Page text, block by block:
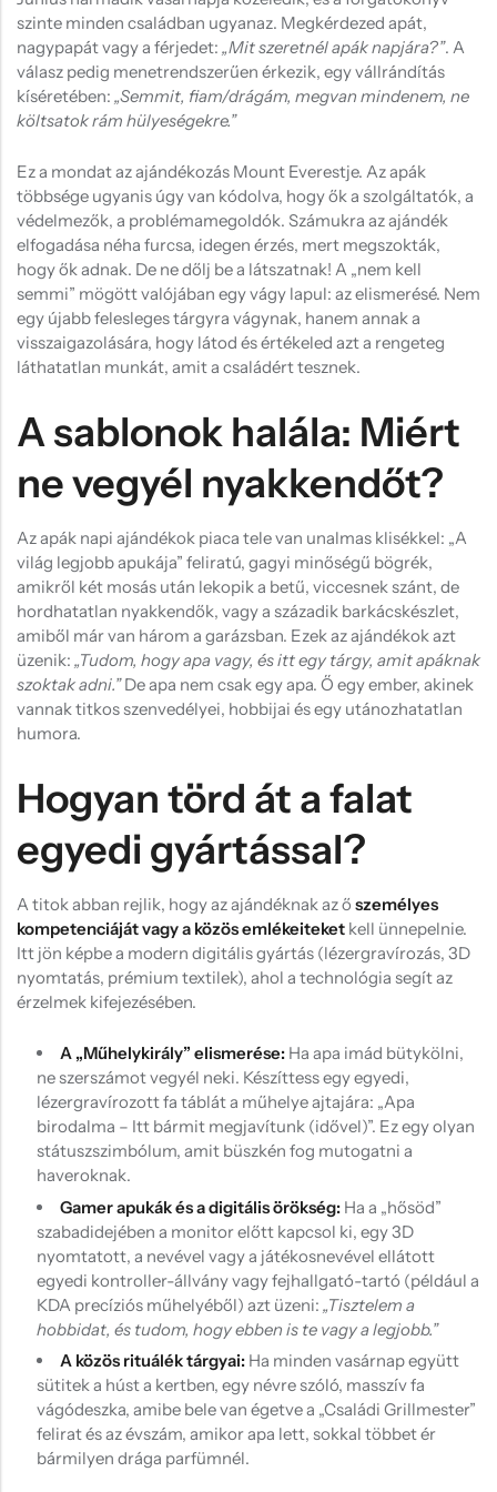
szinte minden családban ugyanaz. Megkérdezed apát,
nagypapát vagy a férjedet: „Mit szeretnél apák napjára?”. A
válasz pedig menetrendszerűen érkezik, egy vállrándítás
kíséretében: „Semmit, fiam/drágám, megvan mindenem, ne
költsatok rám hülyeségekre.”
Ez a mondat az ajándékozás Mount Everestje. Az apák
többsége ugyanis úgy van kódolva, hogy ők a szolgáltatók, a
védelmezők, a problémamegoldók. Számukra az ajándék
elfogadása néha furcsa, idegen érzés, mert megszokták,
hogy ők adnak. De ne dőlj be a látszatnak! A „nem kell
semmi” mögött valójában egy vágy lapul: az elismerésé. Nem
egy újabb felesleges tárgyra vágynak, hanem annak a
visszaigazolására, hogy látod és értékeled azt a rengeteg
láthatatlan munkát, amit a családért tesznek.
A sablonok halála: Miért
ne vegyél nyakkendőt?
Az apák napi ajándékok piaca tele van unalmas klisékkel: „A
világ legjobb apukája” feliratú, gagyi minőségű bögrék,
amikről két mosás után lekopik a betű, viccesnek szánt, de
hordhatatlan nyakkendők, vagy a századik barkácskészlet,
amiből már van három a garázsban. Ezek az ajándékok azt
üzenik: „Tudom, hogy apa vagy, és itt egy tárgy, amit apáknak
szoktak adni.”De apa nem csak egy apa. Ő egy ember, akinek
vannak titkos szenvedélyei, hobbijai és egy utánozhatatlan
humora.
Hogyan törd át a falat
egyedi gyártással?
A titok abban rejlik, hogy az ajándéknak az ő személyes
kompetenciáját vagy a közös emlékeiteket kell ünnepelnie.
Itt jön képbe a modern digitális gyártás (lézergravírozás, 3D
nyomtatás, prémium textilek), ahol a technológia segít az
érzelmek kifejezésében.
A „Műhelykirály” elismerése: Ha apa imád bütykölni,
ne szerszámot vegyél neki. Készíttess egy egyedi,
lézergravírozott fa táblát a műhelye ajtajára: „Apa
birodalma – Itt bármit megjavítunk (idővel)”. Ez egy olyan
státuszszimbólum, amit büszkén fog mutogatni a
haveroknak.
Gamer apukák és a digitális örökség: Ha a „hősöd”
szabadidejében a monitor előtt kapcsol ki, egy 3D
nyomtatott, a nevével vagy a játékosnevével ellátott
egyedi kontroller-állvány vagy fejhallgató-tartó (például a
KDA precíziós műhelyéből) azt üzeni: „Tisztelem a
hobbidat, és tudom, hogy ebben is te vagy a legjobb.”
A közös rituálék tárgyai: Ha minden vasárnap együtt
sütitek a húst a kertben, egy névre szóló, masszív fa
vágódeszka, amibe bele van égetve a „Családi Grillmester”
felirat és az évszám, amikor apa lett, sokkal többet ér
bármilyen drága parfümnél.
Hűtőmágnes, Kitűző
Plüss
Sapka
Táska, pénztárca
Egyedi céges ajándékok
Egyéb ajándék ötletek